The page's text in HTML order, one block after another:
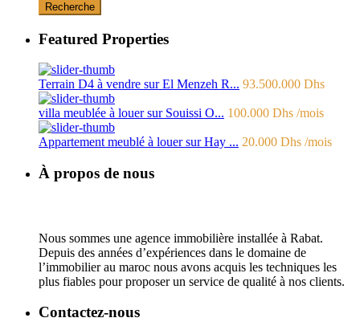
Recherche
Featured Properties
Terrain D4 à vendre sur El Menzeh R... 93.500.000 Dhs
villa meublée à louer sur Souissi O... 100.000 Dhs /mois
Appartement meublé à louer sur Hay ... 20.000 Dhs /mois
À propos de nous
Nous sommes une agence immobilière installée à Rabat.
Depuis des années d’expériences dans le domaine de
l’immobilier au maroc nous avons acquis les techniques les
plus fiables pour proposer un service de qualité à nos clients.
Contactez-nous